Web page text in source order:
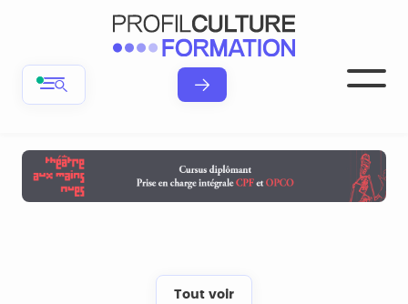
Tout voir